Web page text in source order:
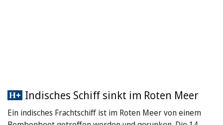
Indisches Schiff sinkt im Roten Meer
Ein indisches Frachtschiff ist im Roten Meer von einem